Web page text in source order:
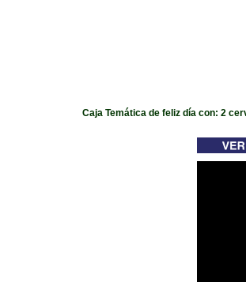
Caja Temática de feliz día con: 2